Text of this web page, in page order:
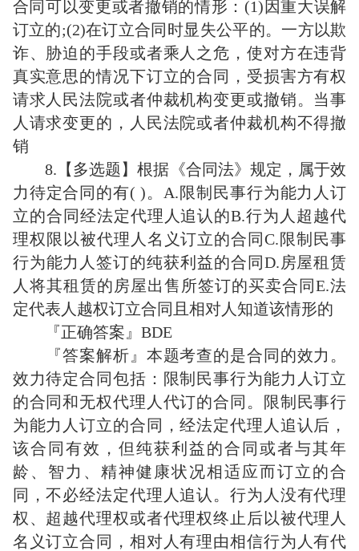
合同可以变更或者撤销的情形：(1)因重大误解
订立的;(2)在订立合同时显失公平的。一方以欺
诈、胁迫的手段或者乘人之危，使对方在违背
真实意思的情况下订立的合同，受损害方有权
请求人民法院或者仲裁机构变更或撤销。当事
人请求变更的，人民法院或者仲裁机构不得撤
销
8.【多选题】根据《合同法》规定，属于效
力待定合同的有( )。A.限制民事行为能力人订
立的合同经法定代理人追认的B.行为人超越代
理权限以被代理人名义订立的合同C.限制民事
行为能力人签订的纯获利益的合同D.房屋租赁
人将其租赁的房屋出售所签订的买卖合同E.法
定代表人越权订立合同且相对人知道该情形的
『正确答案』BDE
『答案解析』本题考查的是合同的效力。
效力待定合同包括：限制民事行为能力人订立
的合同和无权代理人代订的合同。限制民事行
为能力人订立的合同，经法定代理人追认后，
该合同有效，但纯获利益的合同或者与其年
龄、智力、精神健康状况相适应而订立的合
同，不必经法定代理人追认。行为人没有代理
权、超越代理权或者代理权终止后以被代理人
名义订立合同，相对人有理由相信行为人有代